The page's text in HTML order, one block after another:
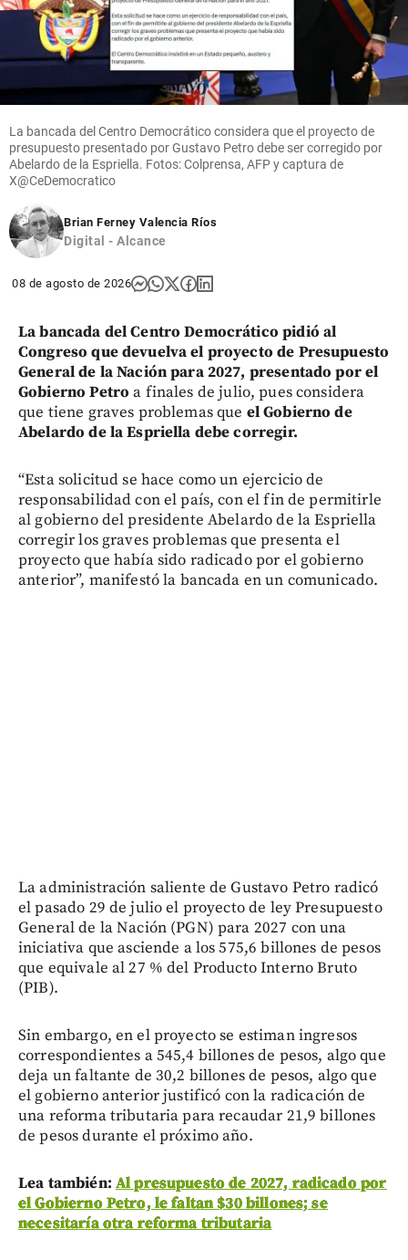
Cita
Textual
La bancada del Centro Democrático considera que el proyecto de
presupuesto presentado por Gustavo Petro debe ser corregido por
Abelardo de la Espriella. Fotos: Colprensa, AFP y captura de
X@CeDemocratico
Brian Ferney Valencia Ríos
Digital - Alcance
08 de agosto de 2026
La bancada del Centro Democrático pidió al
Congreso que devuelva el proyecto de Presupuesto
General de la Nación para 2027, presentado por el
Gobierno Petro a finales de julio, pues considera
que tiene graves problemas que el Gobierno de
Abelardo de la Espriella debe corregir.
“Esta solicitud se hace como un ejercicio de
responsabilidad con el país, con el fin de permitirle
al gobierno del presidente Abelardo de la Espriella
corregir los graves problemas que presenta el
proyecto que había sido radicado por el gobierno
anterior”, manifestó la bancada en un comunicado.
La administración saliente de Gustavo Petro radicó
el pasado 29 de julio el proyecto de ley Presupuesto
General de la Nación (PGN) para 2027 con una
iniciativa que asciende a los 575,6 billones de pesos
que equivale al 27 % del Producto Interno Bruto
(PIB).
Sin embargo, en el proyecto se estiman ingresos
correspondientes a 545,4 billones de pesos, algo que
deja un faltante de 30,2 billones de pesos, algo que
el gobierno anterior justificó con la radicación de
una reforma tributaria para recaudar 21,9 billones
de pesos durante el próximo año.
Lea también: Al presupuesto de 2027, radicado por
el Gobierno Petro, le faltan $30 billones; se
necesitaría otra reforma tributaria